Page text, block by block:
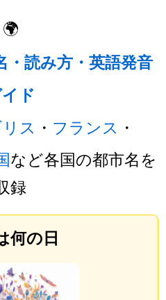
🌍
・読み方・英語発音
ド
ス ・ フランス ・
など各国の都市名を
録
何の日